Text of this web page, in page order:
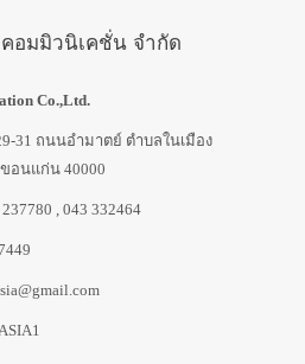
อมมิวนิเคชั่น จำกัด
Co.,Ltd.
31 ถนนอำมาตย์ ตำบลในเมือง
อนแก่น 40000
, 043 332464